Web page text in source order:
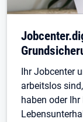
Ihr Jobcenter
arbeitslos
haben oder